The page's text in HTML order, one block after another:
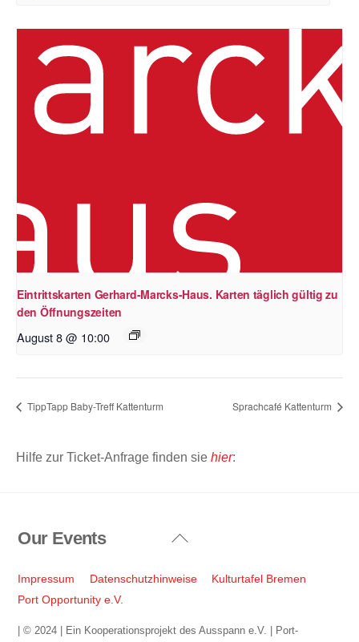
Eintrittskarten Gerhard-Marcks-Haus. Karten täglich gültig zu
den Öffnungszeiten
August 8 @ 10:00
TippTapp Baby-Treff Kattenturm Sprachcafé Kattenturm
Hilfe zur Ticket-Anfrage finden sie hier:
Back
Top
Our Events
Impressum Datenschutzhinweise
Kulturtafel Bremen
Port Opportunity e.V.
| © 2024 | Ein Kooperationsprojekt des Ausspann e.V. | Port-